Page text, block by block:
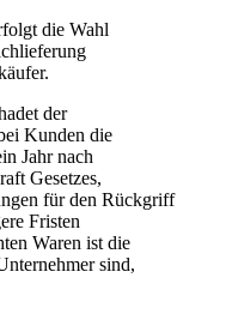
die Wahl
der
Kunden die
Jahr nach
Gesetzes,
für den Rückgriff
Fristen
Waren ist die
sind,